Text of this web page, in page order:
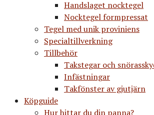
Handslaget nocktegel
Nocktegel formpressat
Tegel med unik proviniens
Specialtillverkning
Tillbehör
Takstegar och
Infästningar
Takfönster av gjutjärn
Köpguide
Hur hittar du din panna?